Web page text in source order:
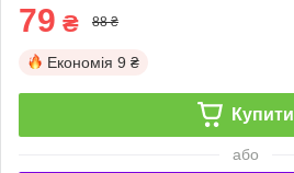
79 ₴ 88 ₴
Економія 9 ₴
Купити
або